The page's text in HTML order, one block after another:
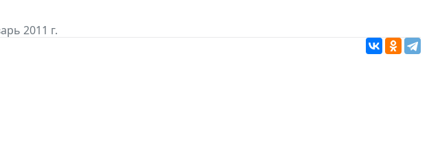
2011 г.